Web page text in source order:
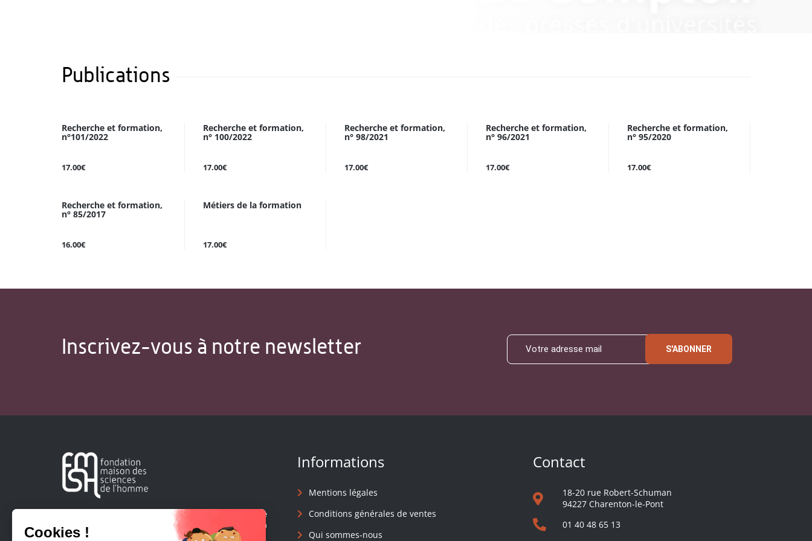
Publications
Recherche et formation,
n°101/2022
17.00€
Recherche et formation,
n° 100/2022
17.00€
Recherche et formation,
n° 98/2021
17.00€
Recherche et formation,
n° 96/2021
17.00€
Recherche et formation,
n° 95/2020
17.00€
Recherche et formation,
n° 85/2017
16.00€
Métiers de la formation
17.00€
Inscrivez-vous à notre newsletter S'ABONNER
Créée en 1963, la Fondation Maison Sciences de l'Homme
soutient la recherche et la diffusion des connaissances en
sciences humaines et sociales.
Informations
Mentions légales
Conditions générales de ventes
Qui sommes-nous
Contact
18-20 rue Robert-Schuman
94227 Charenton-le-Pont
01 40 48 65 13